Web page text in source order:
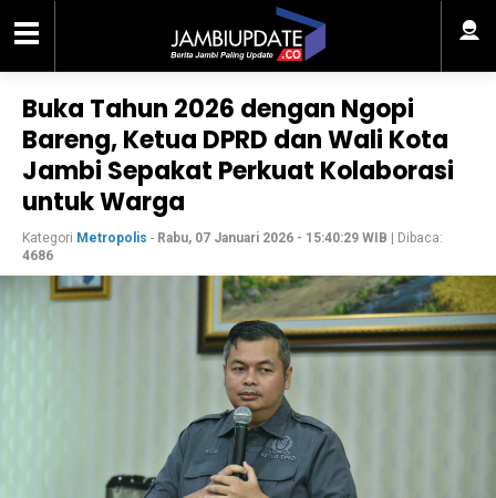
Buka Tahun 2026 dengan Ngopi
Bareng, Ketua DPRD dan Wali Kota
Jambi Sepakat Perkuat Kolaborasi
untuk Warga
Kategori Metropolis - Rabu, 07 Januari 2026 - 15:40:29 WIB | Dibaca:
4686